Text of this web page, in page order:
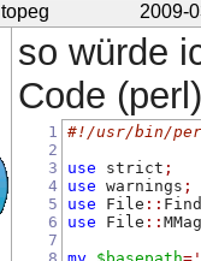
topeg 2009-
so würde
Code
1
2
3
4
5
6
7
#!/usr/bin/
use strict ;
use warnings ;
use File ::
use File ::